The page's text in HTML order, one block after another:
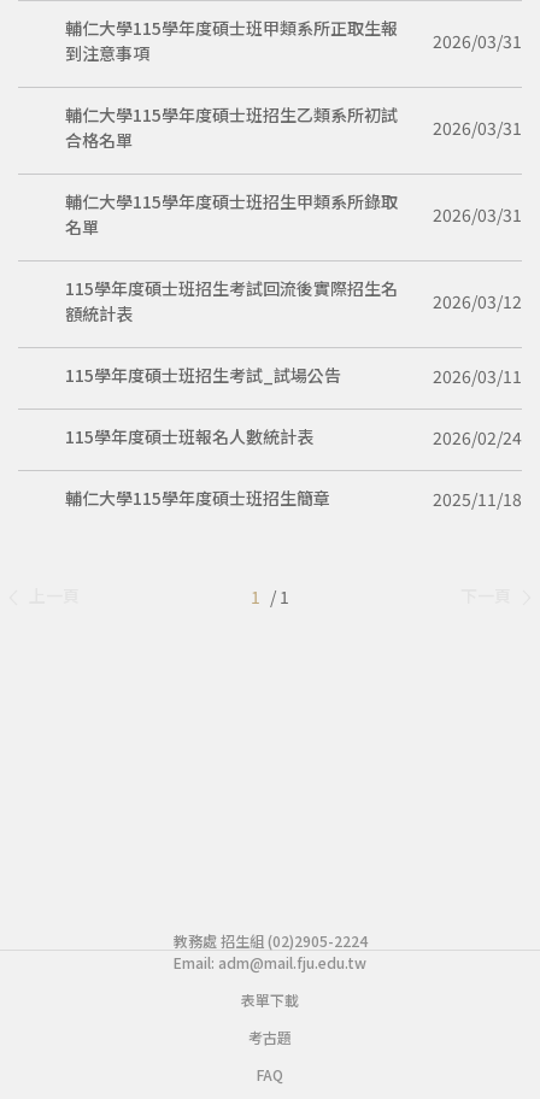
輔仁大學115學年度碩士班甲類系所正取生報
到注意事項
2026/03/31
輔仁大學115學年度碩士班招生乙類系所初試
合格名單
2026/03/31
輔仁大學115學年度碩士班招生甲類系所錄取
名單
2026/03/31
115學年度碩士班招生考試回流後實際招生名
額統計表
2026/03/12
115學年度碩士班招生考試_試場公告 2026/03/11
115學年度碩士班報名人數統計表 2026/02/24
輔仁大學115學年度碩士班招生簡章 2025/11/18
1 / 1
教務處 招生組 (02)2905-2224
Email: adm@mail.fju.edu.tw
表單下載
考古題
FAQ